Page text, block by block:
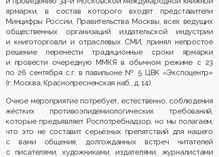
ярмарки, в состав которого входят представители
Минцифры России, Правительства Москвы, всех ведущих
общественных организаций издательской индустрии
и книготорговли и отраслевых СМИ, принял непростое
решение перенести традиционные сроки ярмарки
и провести очередную ММКЯ в обычном режиме с 23
по 26 сентября с.г. в павильоне № 5 ЦВК «Экспоцентр»
(г. Москва, Краснопресненская наб., д. 14).
Очное мероприятие потребует, естественно, соблюдения
жёстких противоэпидемиологических требований,
которые предъявляет Роспотребнадзор, но мы полагаем,
что это не составит серьёзных препятствий для нашего
с вами общения, долгожданных встреч читателей
с писателями, художниками, издателями, журналистами